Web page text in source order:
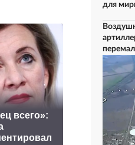
всего»:
Маск
для